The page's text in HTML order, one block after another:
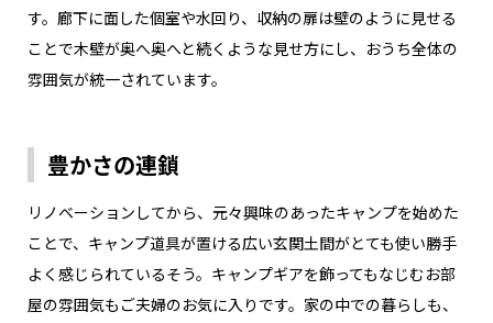
す。廊下に面した個室や水回り、収納の扉は壁のように見せる
ことで木壁が奥へ奥へと続くような見せ方にし、おうち全体の
雰囲気が統一されています。
豊かさの連鎖
リノベーションしてから、元々興味のあったキャンプを始めた
ことで、キャンプ道具が置ける広い玄関土間がとても使い勝手
よく感じられているそう。キャンプギアを飾ってもなじむお部
屋の雰囲気もご夫婦のお気に入りです。家の中での暮らしも、